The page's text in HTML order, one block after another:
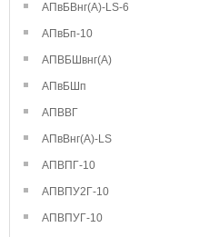
АПвБВнг(А)-LS-6
АПвБп-10
АПВБШвнг(А)
АПвБШп
АПВВГ
АПвВнг(А)-LS
АПВПГ-10
АПВПУ2Г-10
АПВПУГ-10